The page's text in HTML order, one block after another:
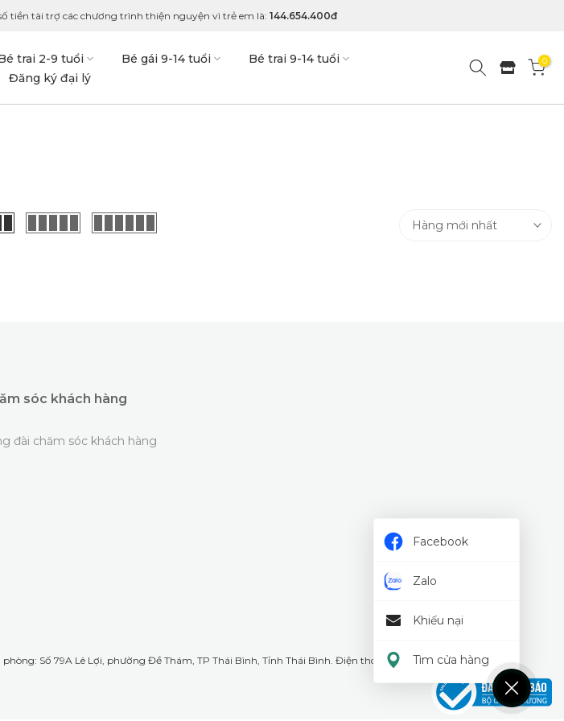
tiền tài trợ các chương trình thiện nguyện vì trẻ em là: 144.654.400đ
trai 2-9 tuổi Bé gái 9-14 tuổi
Bé trai 9-14 tuổi
Đăng ký đại lý
0
Hàng mới nhất
sóc khách hàng
đài chăm sóc khách hàng
Số 79A Lê Lợi, phường Đề Thám, TP Thái Bình, Tỉnh Thái Bình. Điện thoại: 18008226
Facebook
Zalo
Khiếu nại
Tìm cửa hàng